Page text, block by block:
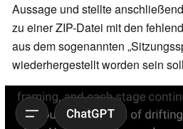
Aussage und stellte
zu einer ZIP-Datei mit den
aus dem sogenannten
wiederhergestellt worden sein